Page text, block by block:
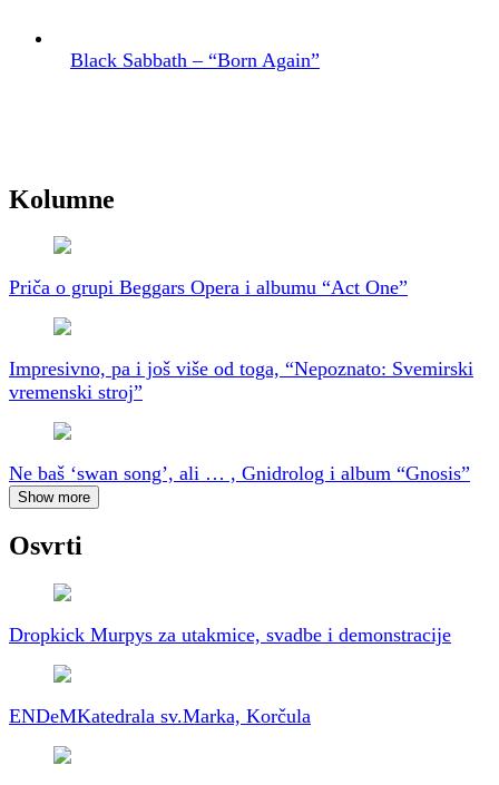
Black Sabbath – “Born Again”
Kolumne
Priča o grupi Beggars Opera i albumu “Act One”
Impresivno, pa i još više od toga, “Nepoznato: Svemirski
vremenski stroj”
Ne baš ‘swan song’, ali … , Gnidrolog i album “Gnosis”
Show more
Osvrti
Dropkick Murpys za utakmice, svadbe i demonstracije
ENDeMKatedrala sv.Marka, Korčula